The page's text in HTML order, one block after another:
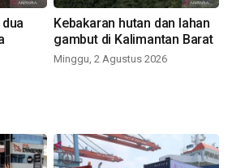
Kebakaran hutan dan lahan
gambut di Kalimantan Barat
Minggu, 2 Agustus 2026